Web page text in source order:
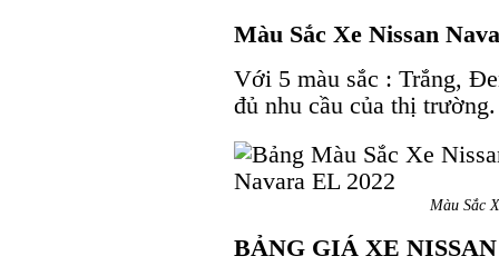
Màu Sắc Xe Nissan
Với 5 màu sắc : Trắng,
đủ nhu cầu của thị trường.
Màu Sắc
BẢNG GIÁ XE